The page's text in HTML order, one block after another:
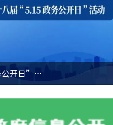
辽宁省第十八届“5·15政务公开日”活动